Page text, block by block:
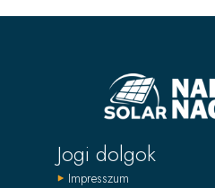
Jogi dolgok
Impresszum